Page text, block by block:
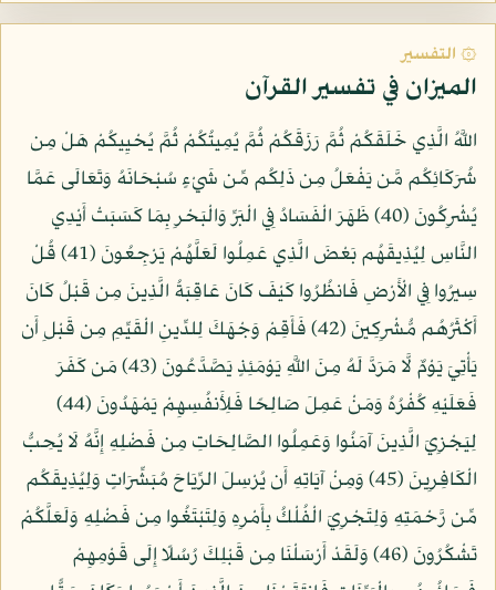
۞ التفسير
الميزان في تفسير القرآن
اللَّهُ الَّذِي خَلَقَكُمْ ثُمَّ رَزَقَكُمْ ثُمَّ يُمِيتُكُمْ ثُمَّ يُحْيِيكُمْ هَلْ مِن
شُرَكَائِكُم مَّن يَفْعَلُ مِن ذَلِكُم مِّن شَيْءٍ سُبْحَانَهُ وَتَعَالَى عَمَّا
يُشْرِكُونَ (40) ظَهَرَ الْفَسَادُ فِي الْبَرِّ وَالْبَحْرِ بِمَا كَسَبَتْ أَيْدِي
النَّاسِ لِيُذِيقَهُم بَعْضَ الَّذِي عَمِلُوا لَعَلَّهُمْ يَرْجِعُونَ (41) قُلْ
سِيرُوا فِي الْأَرْضِ فَانظُرُوا كَيْفَ كَانَ عَاقِبَةُ الَّذِينَ مِن قَبْلُ كَانَ
أَكْثَرُهُم مُّشْرِكِينَ (42) فَأَقِمْ وَجْهَكَ لِلدِّينِ الْقَيِّمِ مِن قَبْلِ أَن
يَأْتِيَ يَوْمٌ لَّا مَرَدَّ لَهُ مِنَ اللَّهِ يَوْمَئِذٍ يَصَّدَّعُونَ (43) مَن كَفَرَ
فَعَلَيْهِ كُفْرُهُ وَمَنْ عَمِلَ صَالِحًا فَلِأَنفُسِهِمْ يَمْهَدُونَ (44)
لِيَجْزِيَ الَّذِينَ آمَنُوا وَعَمِلُوا الصَّالِحَاتِ مِن فَضْلِهِ إِنَّهُ لَا يُحِبُّ
الْكَافِرِينَ (45) وَمِنْ آيَاتِهِ أَن يُرْسِلَ الرِّيَاحَ مُبَشِّرَاتٍ وَلِيُذِيقَكُم
مِّن رَّحْمَتِهِ وَلِتَجْرِيَ الْفُلْكُ بِأَمْرِهِ وَلِتَبْتَغُوا مِن فَضْلِهِ وَلَعَلَّكُمْ
تَشْكُرُونَ (46) وَلَقَدْ أَرْسَلْنَا مِن قَبْلِكَ رُسُلًا إِلَى قَوْمِهِمْ